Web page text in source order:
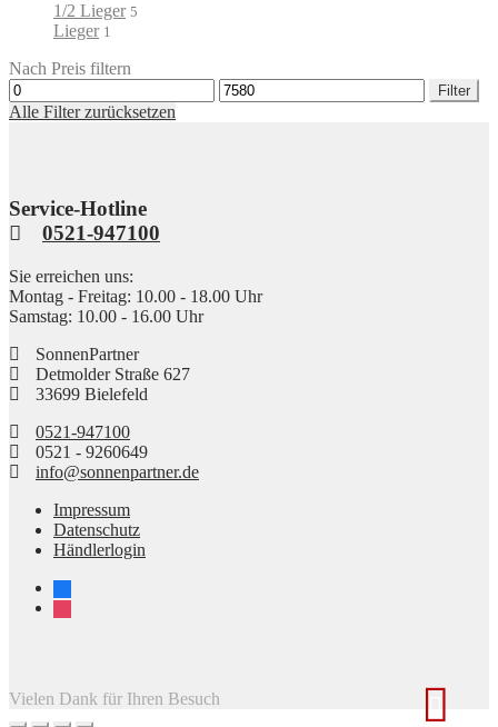
1/2 Lieger 5
Lieger 1
Nach Preis filtern
Min.
Preis
Max.
Preis
Filter
Alle Filter zurücksetzen
Service-Hotline
0521-947100
Sie erreichen uns:
Montag - Freitag: 10.00 - 18.00 Uhr
Samstag: 10.00 - 16.00 Uhr
SonnenPartner
Detmolder Straße 627
33699 Bielefeld
0521-947100
0521 - 9260649
info@sonnenpartner.de
Impressum
Datenschutz
Händlerlogin
facebook
instagram
Vielen Dank für Ihren Besuch